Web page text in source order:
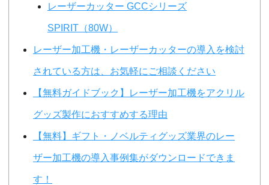
レーザーカッター GCCシリーズ
SPIRIT（80W）
レーザー加工機・レーザーカッターの導入を検討
されている方は、お気軽にご相談ください
【無料ガイドブック】レーザー加工機をアクリル
グッズ製作におすすめする理由
【無料】ギフト・ノベルティグッズ業界のレー
ザー加工機の導入事例集がダウンロードできま
す！